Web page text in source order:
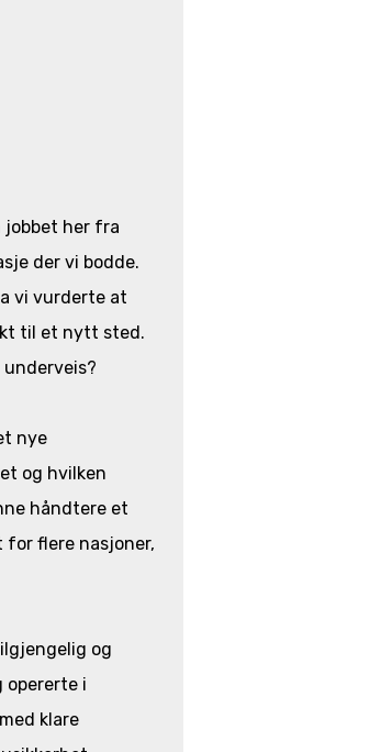
jobbet her fra
der vi bodde.
vi vurderte at
til et nytt sted.
nye
og hvilken
håndtere et
for flere nasjoner,
og
opererte i
klare